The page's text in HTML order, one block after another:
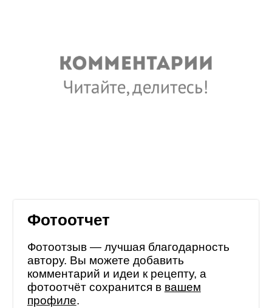
Фотоотчет
Фотоотзыв — лучшая благодарность
автору. Вы можете добавить
комментарий и идеи к рецепту, а
фотоотчёт сохранится в вашем
профиле.